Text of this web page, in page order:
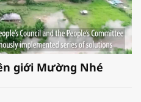
giới Mường Nhé